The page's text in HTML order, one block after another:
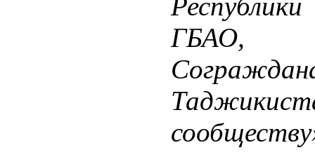
ГБАО,
сообществу